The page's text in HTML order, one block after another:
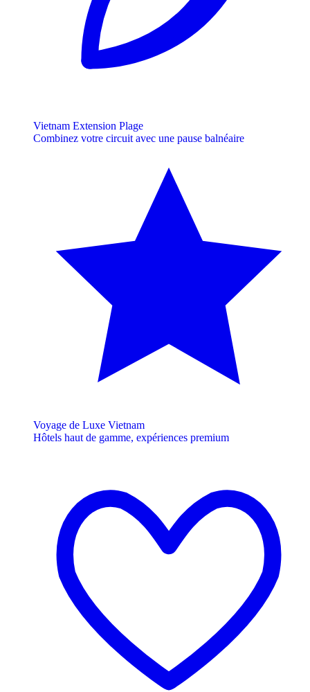
Vietnam Extension Plage
Combinez votre circuit avec une pause balnéaire
Voyage de Luxe Vietnam
Hôtels haut de gamme, expériences premium